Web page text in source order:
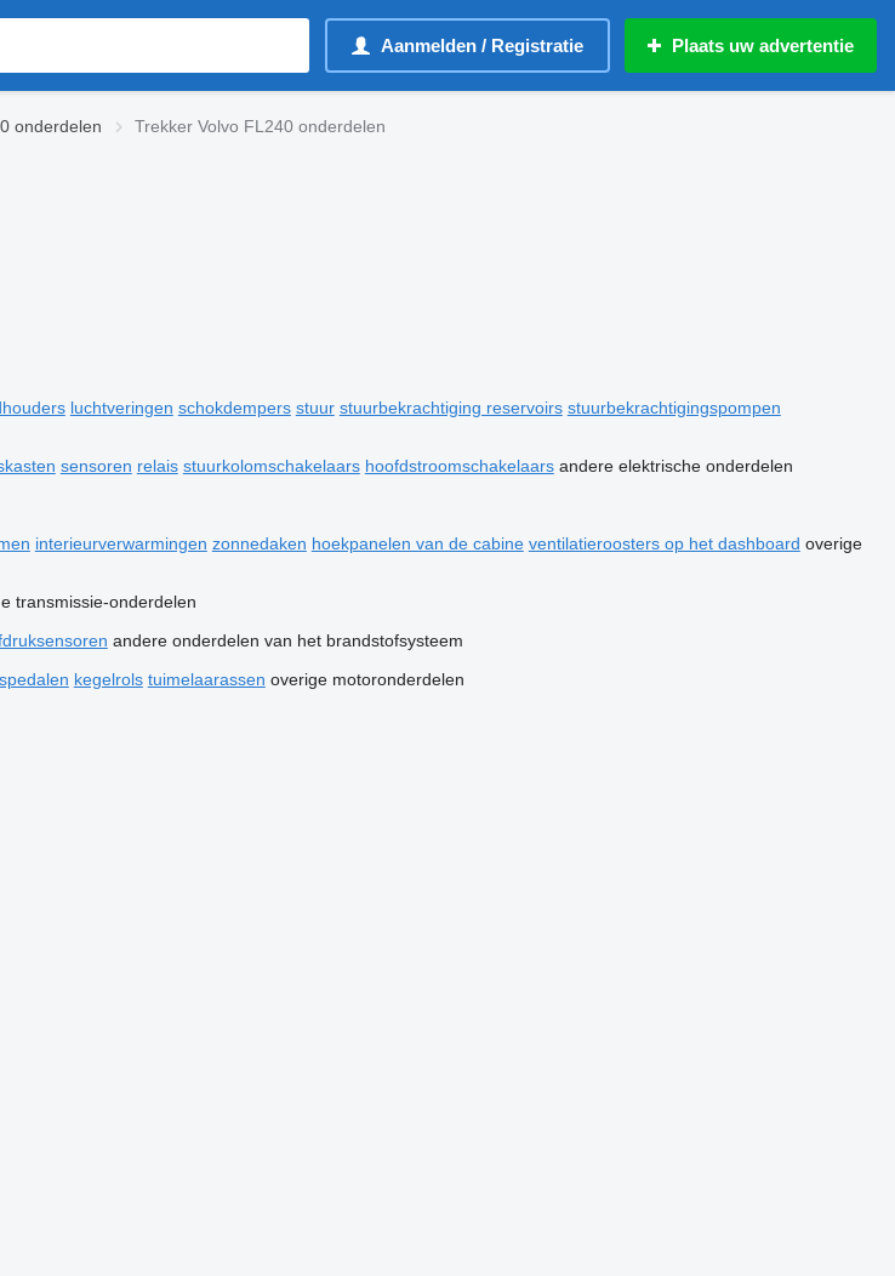
Aanmelden / Registratie Plaats uw advertentie
onderdelen Trekker Volvo FL240 onderdelen
luchtveringen schokdempers stuur stuurbekrachtiging reservoirs stuurbekrachtigingspompen
sensoren relais stuurkolomschakelaars hoofdstroomschakelaars andere elektrische onderdelen
interieurverwarmingen zonnedaken hoekpanelen van de cabine ventilatieroosters op het dashboard overige
transmissie-onderdelen
andere onderdelen van het brandstofsysteem
kegelrols tuimelaarassen overige motoronderdelen